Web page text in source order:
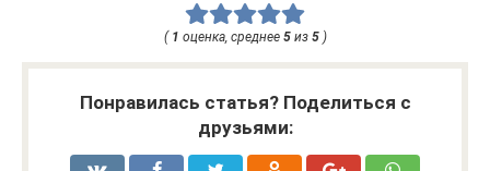
( 1 оценка, среднее 5из 5)
Понравилась статья? Поделиться с
друзьями: